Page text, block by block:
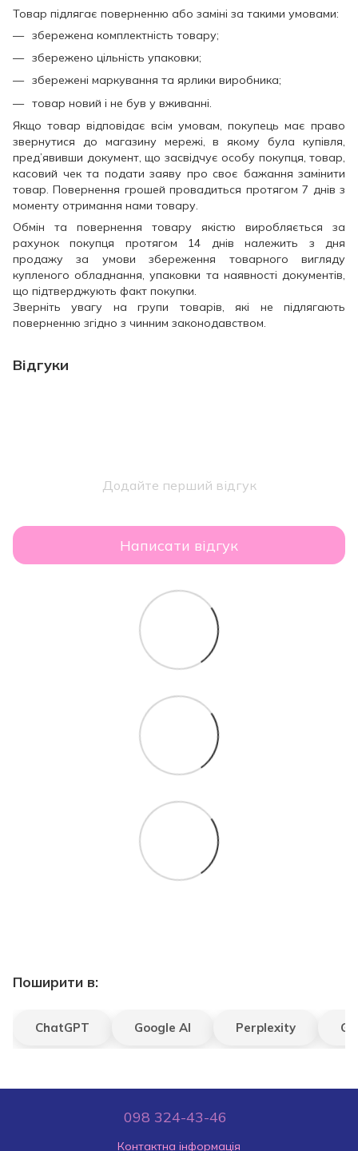
Товар підлягає поверненню або заміні за такими умовами:
збережена комплектність товару;
збережено цільність упаковки;
збережені маркування та ярлики виробника;
товар новий і не був у вживанні.
Якщо товар відповідає всім умовам, покупець має право
звернутися до магазину мережі, в якому була купівля,
пред’явивши документ, що засвідчує особу покупця, товар,
касовий чек та подати заяву про своє бажання замінити
товар. Повернення грошей провадиться протягом 7 днів з
моменту отримання нами товару.
Обмін та повернення товару якістю виробляється за
рахунок покупця протягом 14 днів належить з дня
продажу за умови збереження товарного вигляду
купленого обладнання, упаковки та наявності документів,
що підтверджують факт покупки.
Зверніть увагу на групи товарів, які не підлягають
поверненню згідно з чинним законодавством.
Відгуки
Додайте перший відгук
Написати відгук
Поширити в:
ChatGPT Google AI Perplexity
098 324-43-46
Контактна інформація